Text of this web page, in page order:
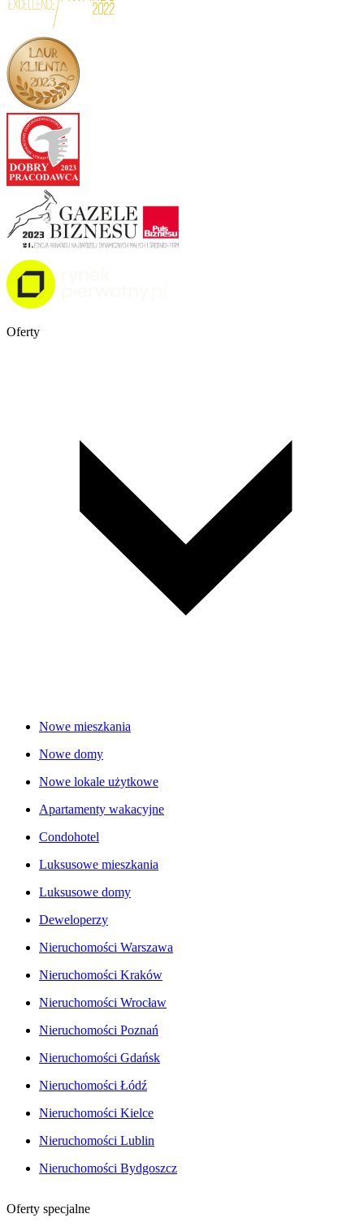
Oferty
Nowe mieszkania
Nowe domy
Nowe lokale użytkowe
Apartamenty wakacyjne
Condohotel
Luksusowe mieszkania
Luksusowe domy
Deweloperzy
Nieruchomości Warszawa
Nieruchomości Kraków
Nieruchomości Wrocław
Nieruchomości Poznań
Nieruchomości Gdańsk
Nieruchomości Łódź
Nieruchomości Kielce
Nieruchomości Lublin
Nieruchomości Bydgoszcz
Oferty specjalne